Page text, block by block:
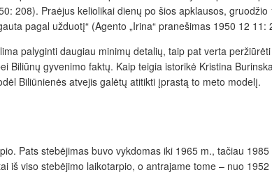
208). Praėjus keliolikai dienų po šios apklausos,
pagal užduotį“ (Agento „Irina“ pranešimas 1950 12 11:
palyginti daugiau minimų detalių, taip pat verta
Biliūnų gyvenimo faktų. Kaip teigia istorikė Kristina
Biliūnienės atvejis galėtų atitikti įprastą to meto modelį.
Pats stebėjimas buvo vykdomas iki 1965 m., tačiau
iš viso stebėjimo laikotarpio, o antrajame tome – nuo